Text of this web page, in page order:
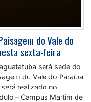
do Vale do
sexta-feira
será sede do
do Vale do Paraíba
realizado no
– Campus Martim de